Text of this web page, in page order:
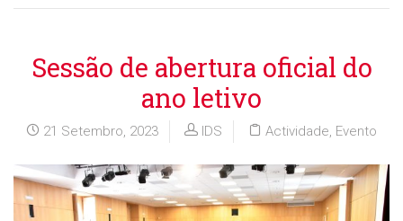
Sessão de abertura oficial do
ano letivo
21 Setembro, 2023 IDS Actividade, Evento